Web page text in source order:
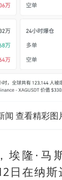
闻 查看精彩图
埃隆·马
日在纳